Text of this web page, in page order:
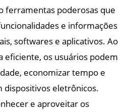
ferramentas poderosas que
e informações
softwares e aplicativos. Ao
eficiente, os usuários podem
economizar tempo e
dispositivos eletrônicos.
e aproveitar os